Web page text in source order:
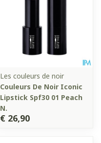
Les couleurs de noir
Couleurs De Noir Iconic
Lipstick Spf30 01 Peach
N.
€ 26,90